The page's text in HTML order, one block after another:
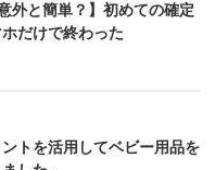
外と簡単？】初めての確定
だけで終わった
トを活用してベビー用品を